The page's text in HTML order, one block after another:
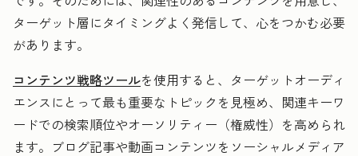
ターゲット層にタイミングよく発信して、心をつかむ必要
があります。
コンテンツ戦略ツールを使用すると、ターゲットオーディ
エンスにとって最も重要なトピックを見極め、関連キーワ
ードでの検索順位やオーソリティー（権威性）を高められ
ます。ブログ記事や動画コンテンツをソーシャルメディア